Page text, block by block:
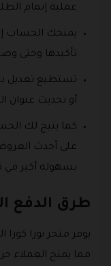
عملية إتمام
يمنحك الحساب
تأكيدها وحتى
تستطيع تعديل
أو تحديث
كما يتيح لك
على أحدث
بسهولة أكبر
طرق الدفع
يوفر متجر نورا كورا
مما يمنح العملاء